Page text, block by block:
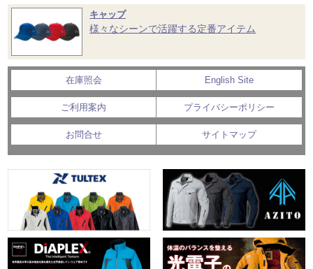
キャップ
様々なシーンで活躍する定番アイテム
在庫照会 English Site
ご利用案内 プライバシーポリシー
お問合せ サイトマップ